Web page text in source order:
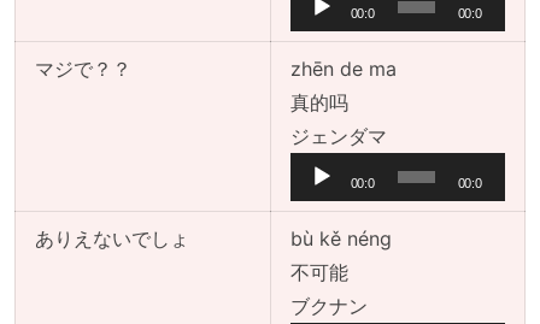
プ
00:0
0
00:0
0
マジで？？
zhēn de ma
真的吗
ジェンダマ音
声
プ
レ
00:0
0
00:0
0
ありえないでしょ
bù kě néng
不可能
ブクナン音